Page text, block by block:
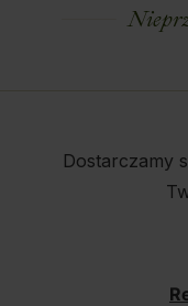
Dostarczamy